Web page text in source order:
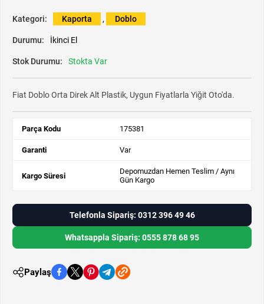
Kategori: Kaporta , Doblo
Durumu: İkinci El
Stok Durumu: Stokta Var
Fiat Doblo Orta Direk Alt Plastik, Uygun Fiyatlarla Yiğit Oto'da.
Parça Kodu 175381
Garanti Var
Kargo Süresi
Depomuzdan Hemen Teslim / Aynı
Gün Kargo
Telefonla Sipariş: 0312 396 49 46
Whatsappla Sipariş: 0555 878 68 95
Paylaş